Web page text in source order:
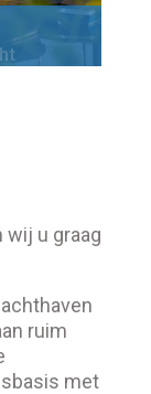
wij u graag
ruim
met